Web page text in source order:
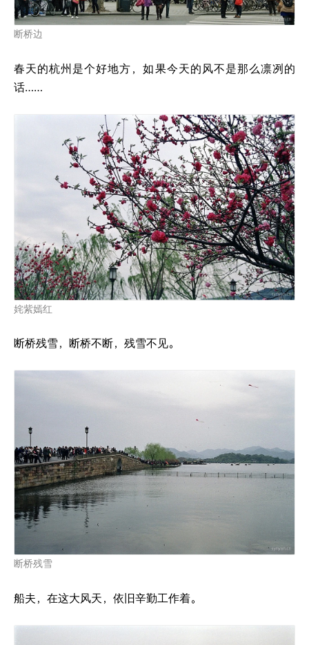
断桥边
春天的杭州是个好地方，如果今天的风不是那么凛冽的
话……
姹紫嫣红
断桥残雪，断桥不断，残雪不见。
断桥残雪
船夫，在这大风天，依旧辛勤工作着。